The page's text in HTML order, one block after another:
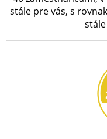
stále pre vás, s